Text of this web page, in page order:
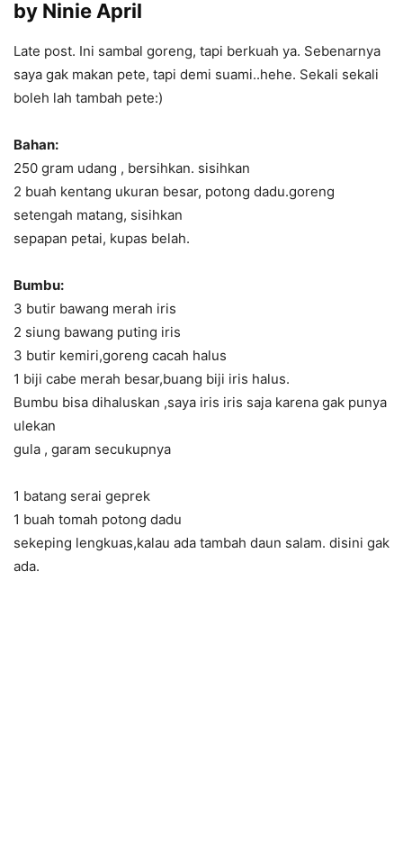
by Ninie April
Late post. Ini sambal goreng, tapi berkuah ya. Sebenarnya
saya gak makan pete, tapi demi suami..hehe. Sekali sekali
boleh lah tambah pete:)
Bahan:
250 gram udang , bersihkan. sisihkan
2 buah kentang ukuran besar, potong dadu.goreng
setengah matang, sisihkan
sepapan petai, kupas belah.
Bumbu:
3 butir bawang merah iris
2 siung bawang puting iris
3 butir kemiri,goreng cacah halus
1 biji cabe merah besar,buang biji iris halus.
Bumbu bisa dihaluskan ,saya iris iris saja karena gak punya
ulekan
gula , garam secukupnya
1 batang serai geprek
1 buah tomah potong dadu
sekeping lengkuas,kalau ada tambah daun salam. disini gak
ada.